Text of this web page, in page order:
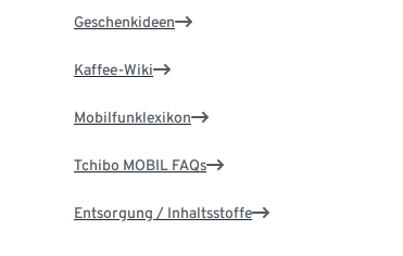
Geschenkideen
Kaffee-Wiki
Mobilfunklexikon
Tchibo MOBIL FAQs
Entsorgung / Inhaltsstoffe